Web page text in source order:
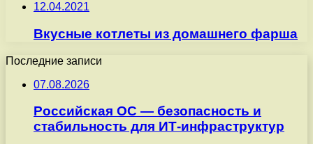
12.04.2021
Вкусные котлеты из домашнего фарша
Последние записи
07.08.2026
Российская ОС — безопасность и
стабильность для ИТ-инфраструктур